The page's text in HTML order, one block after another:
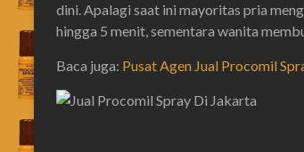
dini. Apalagi saat ini mayoritas pria
hingga 5 menit, sementara wanita
Baca juga: Pusat Agen Jual Procomil